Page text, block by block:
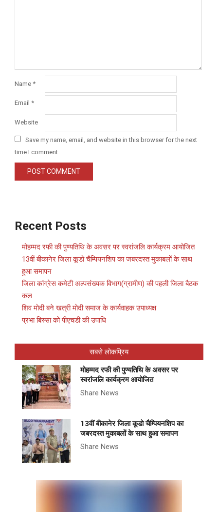
Name *
Email *
Website
Save my name, email, and website in this browser for the next
time I comment.
Recent Posts
मोहम्मद रफी की पुण्यतिथि के अवसर पर स्वरांजलि कार्यक्रम आयोजित
13वीं बीकानेर जिला कूडो चैम्पियनशिप का जबरदस्त मुकाबलों के साथ
हुआ समापन
जिला कांग्रेस कमेटी अल्पसंख्यक विभाग(ग्रामीण) की पहली जिला बैठक
कल
शिव मोदी बने खत्री मोदी समाज के कार्यवाहक उपाध्यक्ष
प्रभा बिस्सा को पीएचडी की उपाधि
सबसे लोकप्रिय
मोहम्मद रफी की पुण्यतिथि के अवसर पर
स्वरांजलि कार्यक्रम आयोजित
Share News
13वीं बीकानेर जिला कूडो चैम्पियनशिप का
जबरदस्त मुकाबलों के साथ हुआ समापन
Share News